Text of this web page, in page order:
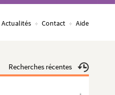
Actualités Contact Aide
Recherches récentes